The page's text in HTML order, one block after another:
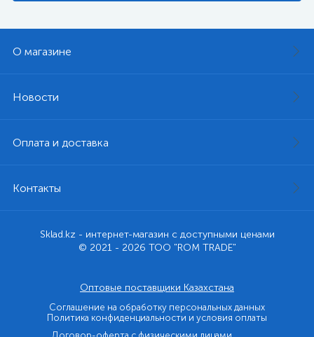
О магазине
Новости
Оплата и доставка
Контакты
Sklad.kz - интернет-магазин с доступными ценами
© 2021 - 2026 ТОО "ROM TRADE"
Оптовые поставщики Казахстана
Соглашение на обработку персональных данных
Политика конфиденциальности и условия оплаты